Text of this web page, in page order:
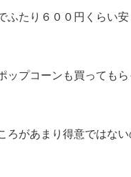
ふたり６００円くらい
ップコーンも買っても
ろがあまり得意ではな